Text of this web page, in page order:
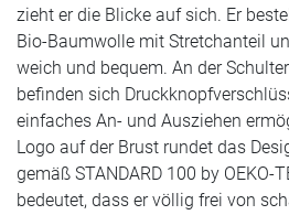
zieht er die Blicke auf sich. Er
Bio-Baumwolle mit Stretchanteil
weich und bequem. An der
befinden sich
einfaches An- und Ausziehen
Logo auf der Brust rundet das
gemäß STANDARD 100 by OEKO-
bedeutet, dass er völlig frei von